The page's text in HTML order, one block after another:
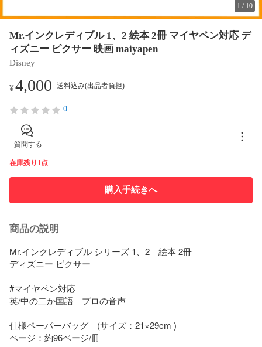
1 / 10
Mr.インクレディブル 1、2 絵本 2冊 マイヤペン対応 デ
ィズニー ピクサー 映画 maiyapen
Disney
¥4,000 送料込み(出品者負担)
0
質問する
在庫残り1点
購入手続きへ
商品の説明
Mr.インクレディブル シリーズ 1、2　絵本 2冊
ディズニー ピクサー
#マイヤペン対応
英/中の二か国語　プロの音声
仕様ペーパーバッグ　(サイズ：21×29cm )
ページ：約96ページ/冊